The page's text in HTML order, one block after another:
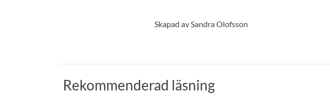
Skapad av Sandra Olofsson
Rekommenderad läsning